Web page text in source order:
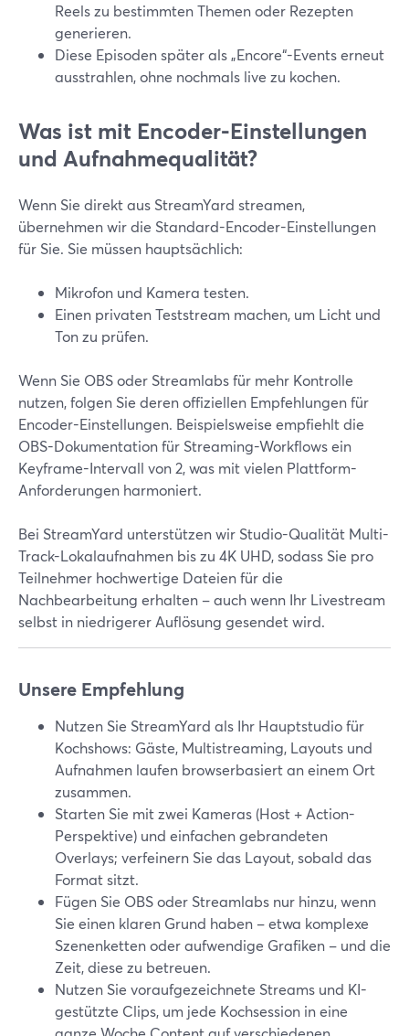
Reels zu bestimmten Themen oder Rezepten
generieren.
Diese Episoden später als „Encore“-Events erneut
ausstrahlen, ohne nochmals live zu kochen.
Was ist mit Encoder-Einstellungen
und Aufnahmequalität?
Wenn Sie direkt aus StreamYard streamen,
übernehmen wir die Standard-Encoder-Einstellungen
für Sie. Sie müssen hauptsächlich:
Mikrofon und Kamera testen.
Einen privaten Teststream machen, um Licht und
Ton zu prüfen.
Wenn Sie OBS oder Streamlabs für mehr Kontrolle
nutzen, folgen Sie deren offiziellen Empfehlungen für
Encoder-Einstellungen. Beispielsweise empfiehlt die
OBS-Dokumentation für Streaming-Workflows ein
Keyframe-Intervall von 2, was mit vielen Plattform-
Anforderungen harmoniert.
Bei StreamYard unterstützen wir Studio-Qualität Multi-
Track-Lokalaufnahmen bis zu 4K UHD, sodass Sie pro
Teilnehmer hochwertige Dateien für die
Nachbearbeitung erhalten – auch wenn Ihr Livestream
selbst in niedrigerer Auflösung gesendet wird.
Unsere Empfehlung
Nutzen Sie StreamYard als Ihr Hauptstudio für
Kochshows: Gäste, Multistreaming, Layouts und
Aufnahmen laufen browserbasiert an einem Ort
zusammen.
Starten Sie mit zwei Kameras (Host + Action-
Perspektive) und einfachen gebrandeten
Overlays; verfeinern Sie das Layout, sobald das
Format sitzt.
Fügen Sie OBS oder Streamlabs nur hinzu, wenn
Sie einen klaren Grund haben – etwa komplexe
Szenenketten oder aufwendige Grafiken – und die
Zeit, diese zu betreuen.
Nutzen Sie voraufgezeichnete Streams und KI-
gestützte Clips, um jede Kochsession in eine